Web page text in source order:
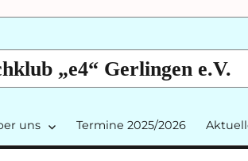
„e4“ Gerlingen e.V.
uns Termine 2025/2026